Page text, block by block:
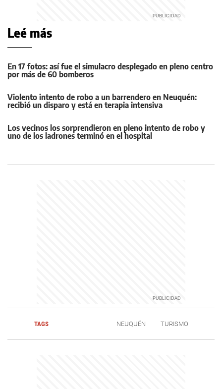
Leé más
En 17 fotos: así fue el simulacro desplegado en pleno centro
por más de 60 bomberos
Violento intento de robo a un barrendero en Neuquén:
recibió un disparo y está en terapia intensiva
Los vecinos los sorprendieron en pleno intento de robo y
uno de los ladrones terminó en el hospital
TAGS NEUQUÉN TURISMO